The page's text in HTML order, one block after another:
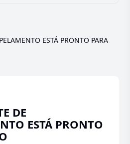
ESTÁ PRONTO PARA
DE
ESTÁ PRONTO